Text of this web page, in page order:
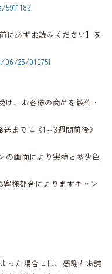
に必ずお読みください】を
25/010751
、お客様の商品を製作・
までに《1～3週間前後》
の画面により実物と多少色
様都合によりますキャン
った場合には、感謝とお詫